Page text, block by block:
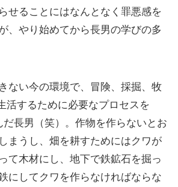
せることにはなんとなく罪悪感を
、やり始めてから長男の学びの多
ない今の環境で、冒険、採掘、牧
活するために必要なプロセスを
長男（笑）。作物を作らないとお
まうし、畑を耕すためにはクワが
て木材にし、地下で鉄鉱石を掘っ
にしてクワを作らなければならな